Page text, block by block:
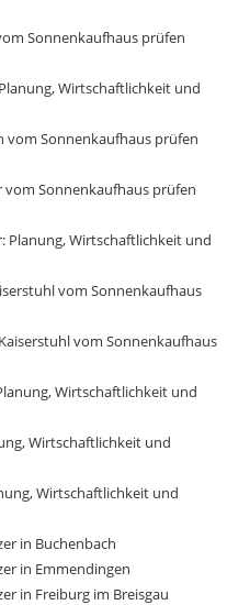
Sonnenkaufhaus prüfen
Wirtschaftlichkeit und
Sonnenkaufhaus prüfen
Sonnenkaufhaus prüfen
Planung, Wirtschaftlichkeit und
vom Sonnenkaufhaus
vom Sonnenkaufhaus
Wirtschaftlichkeit und
Wirtschaftlichkeit und
Wirtschaftlichkeit und
in Buchenbach
in Emmendingen
in Freiburg im Breisgau